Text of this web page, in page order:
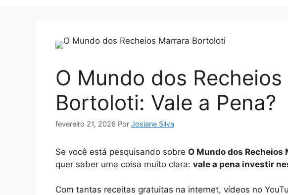
O Mundo dos
Bortoloti: Vale a Pena?
fevereiro 21, 2026 Por Josiane Silva
Se você está pesquisando sobre O Mundo dos Recheios
quer saber uma coisa muito clara: vale a pena investir
Com tantas receitas gratuitas na internet, vídeos no